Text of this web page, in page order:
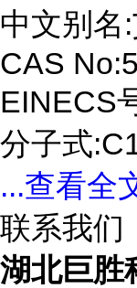
中文别名
CAS
EINECS
分子式
...查看全
联系我们
湖北巨胜